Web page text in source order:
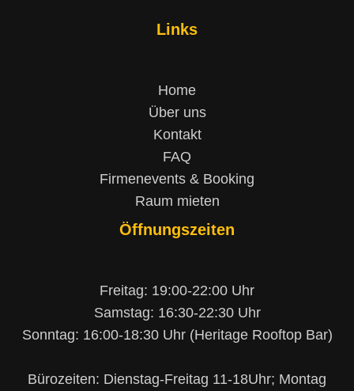
Links
Home
Über uns
Kontakt
FAQ
Firmenevents & Booking
Raum mieten
Öffnungszeiten
Freitag: 19:00-22:00 Uhr
Samstag: 16:30-22:30 Uhr
Sonntag: 16:00-18:30 Uhr (Heritage Rooftop Bar)
Bürozeiten: Dienstag-Freitag 11-18Uhr; Montag